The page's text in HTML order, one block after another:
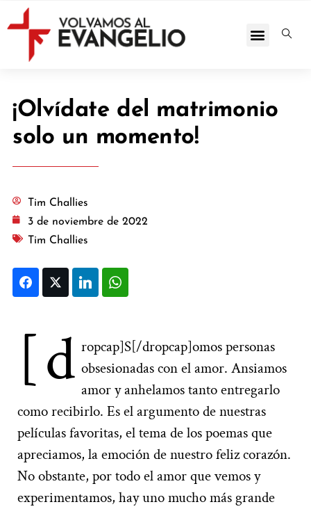
¡Olvídate del matrimonio
solo un momento!
Tim Challies
3 de noviembre de 2022
Tim Challies
FacebookTwitter LinkedIn
[d ropcap]S[/dropcap]omos personas
obsesionadas con el amor. Ansiamos
amor y anhelamos tanto entregarlo
como recibirlo. Es el argumento de nuestras
películas favoritas, el tema de los poemas que
apreciamos, la emoción de nuestro feliz corazón.
No obstante, por todo el amor que vemos y
experimentamos, hay uno mucho más grande